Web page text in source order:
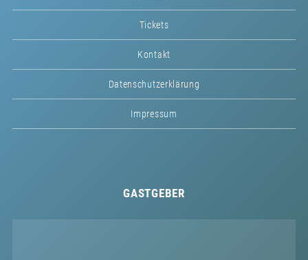
Tickets
Kontakt
Datenschutzerklärung
Impressum
GASTGEBER